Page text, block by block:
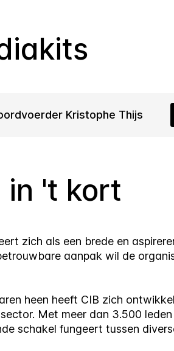
Kristophe Thijs
in 't kort
zich als een brede en
aanpak wil de
heen heeft CIB zich
Met meer dan 3.500
schakel fungeert tussen